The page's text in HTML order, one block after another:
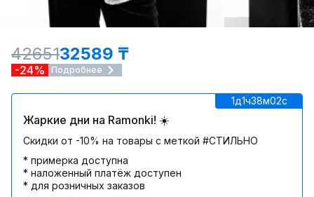
4265132589 ₸
-24% Подробнее
1д1ч38м02c
Жаркие дни на Ramonki! ☀️
Скидки от -10% на товары с меткой #СТИЛЬНО
* примерка доступна
* наложенный платёж доступен
* для розничных заказов